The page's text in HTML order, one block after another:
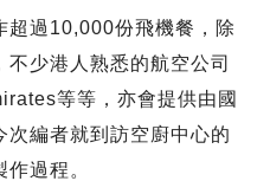
超過10,000份飛機餐，除
少港人熟悉的航空公司
等等，亦會提供由國
編者就到訪空廚中心的
過程。